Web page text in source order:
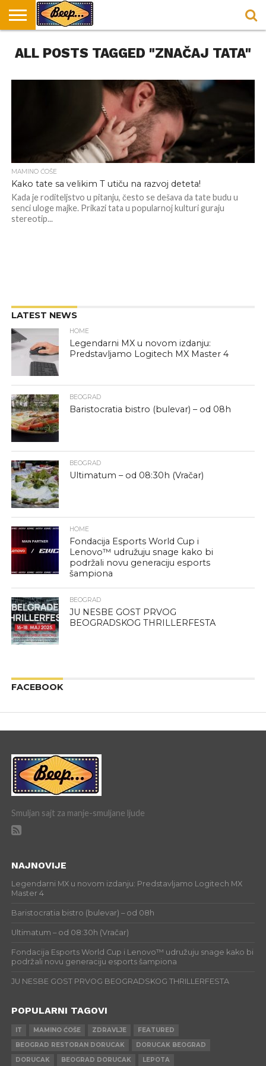
DORUČAK
U
SVAKODNEVICA
ENTERTAINMENT
LOKACIJE
ZA
HRANA I
RECEPTI
NEPUSACKI
LOKALI
ALL POSTS TAGGED "ZNAČAJ TATA"
MAMINO ĆOŠE
Kako tate sa velikim T utiču na razvoj deteta!
Kada je roditeljstvo u pitanju, često se dešava da tate budu u
senci uloge majke. Prikazi tata u popularnoj kulturi guraju
stereotip...
LATEST NEWS
HOME
Legendarni MX u novom izdanju:
Predstavljamo Logitech MX Master 4
BEOGRAD
Baristocratia bistro (bulevar) – od 08h
BEOGRAD
Ultimatum – od 08:30h (Vračar)
HOME
Fondacija Esports World Cup i
Lenovo™ udružuju snage kako bi
podržali novu generaciju esports
šampiona
BEOGRAD
JU NESBE GOST PRVOG
BEOGRADSKOG THRILLERFESTA
FACEBOOK
Smuljan sajt za manje-smuljane ljude
NAJNOVIJE
Legendarni MX u novom izdanju: Predstavljamo Logitech MX
Master 4
Baristocratia bistro (bulevar) – od 08h
Ultimatum – od 08:30h (Vračar)
Fondacija Esports World Cup i Lenovo™ udružuju snage kako bi
podržali novu generaciju esports šampiona
JU NESBE GOST PRVOG BEOGRADSKOG THRILLERFESTA
POPULARNI TAGOVI
IT MAMINO ĆOŠE ZDRAVLJE
FEATURED
BEOGRAD RESTORAN DORUCAK
DORUCAK BEOGRAD
DORUCAK
BEOGRAD DORUCAK LEPOTA